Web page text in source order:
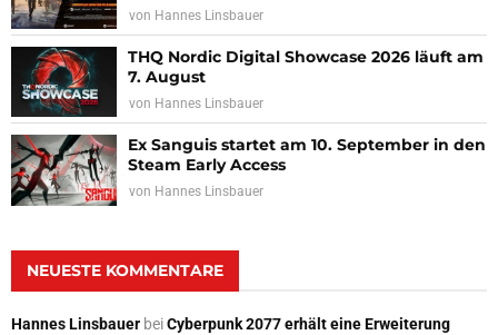
von Hannes Linsbauer
THQ Nordic Digital Showcase 2026 läuft am
7. August
von Hannes Linsbauer
Ex Sanguis startet am 10. September in den
Steam Early Access
von Hannes Linsbauer
NEUESTE KOMMENTARE
Hannes Linsbauer beiCyberpunk 2077 erhält eine Erweiterung